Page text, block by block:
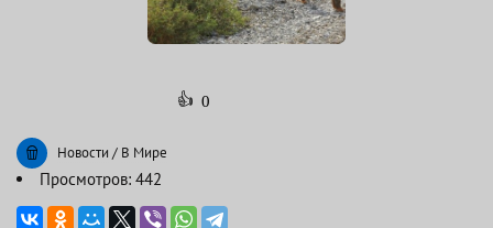
👍 0
Новости / В Мире
Просмотров: 442